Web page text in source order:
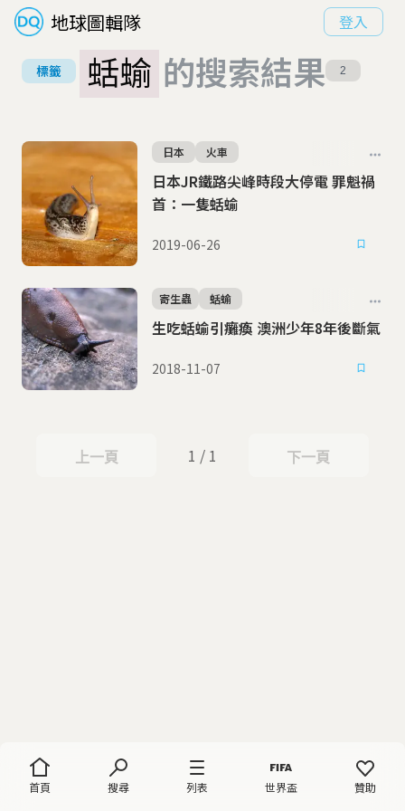
地球圖輯隊 登入
首頁 搜尋 列表 世界盃 贊助
標籤 蛞蝓 的搜索結果 2
日本JR鐵路尖峰時段大停電 罪魁禍
首：一隻蛞蝓
日本 火車
2019-06-26
生吃蛞蝓引癱瘓 澳洲少年8年後斷氣
寄生蟲 蛞蝓
2018-11-07
上一頁
上一頁 1 / 1 下一頁
下一頁